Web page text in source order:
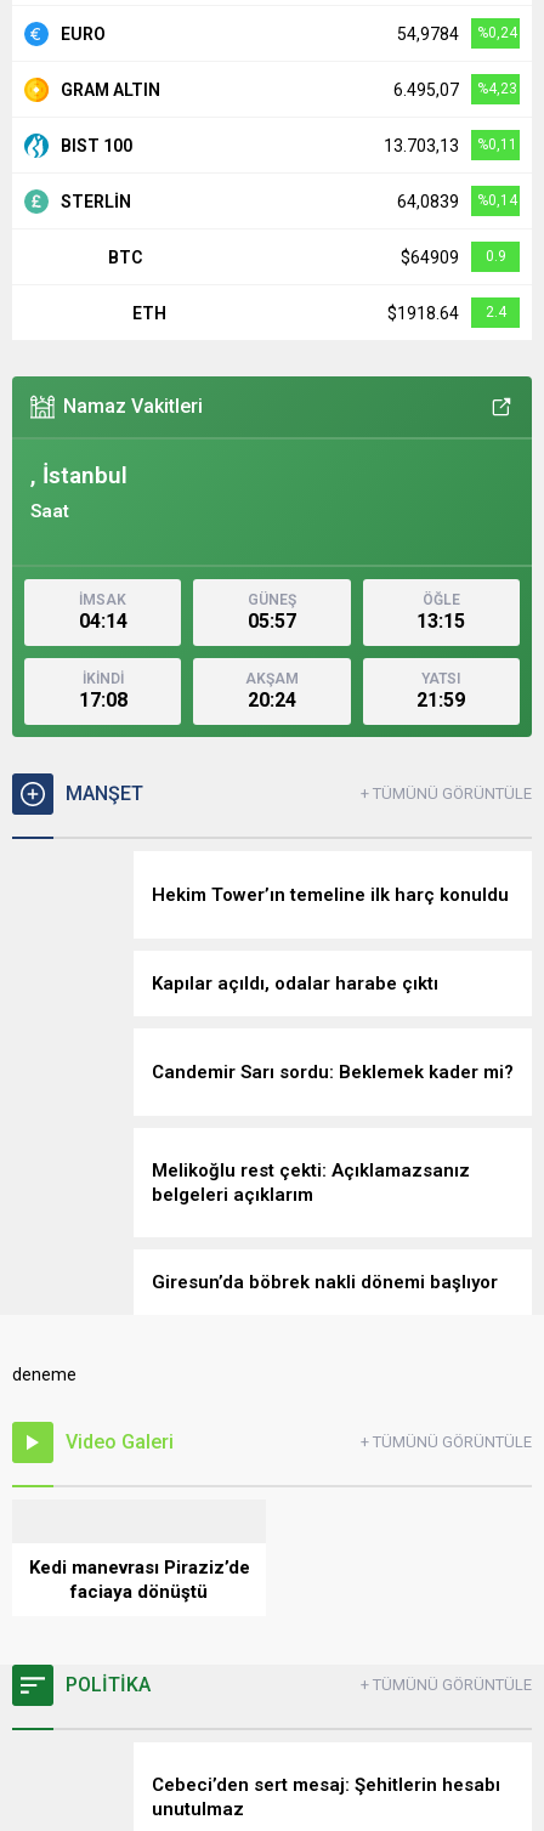
EURO 54,9784 %0,24
GRAM ALTIN 6.495,07 %4,23
BIST 100 13.703,13 %0,11
STERLİN 64,0839 %0,14
BTC $64909 0.9
ETH $1918.64 2.4
Namaz Vakitleri
, İstanbul
Saat
İMSAK
04:14
GÜNEŞ
05:57
ÖĞLE
13:15
İKİNDİ
17:08
AKŞAM
20:24
YATSI
21:59
MANŞET + TÜMÜNÜ GÖRÜNTÜLE
Hekim Tower’ın temeline ilk harç konuldu
Kapılar açıldı, odalar harabe çıktı
Candemir Sarı sordu: Beklemek kader mi?
Melikoğlu rest çekti: Açıklamazsanız
belgeleri açıklarım
Giresun’da böbrek nakli dönemi başlıyor
deneme
Video Galeri + TÜMÜNÜ GÖRÜNTÜLE
Kedi manevrası Piraziz’de
faciaya dönüştü
POLİTİKA + TÜMÜNÜ GÖRÜNTÜLE
Cebeci’den sert mesaj: Şehitlerin hesabı
unutulmaz